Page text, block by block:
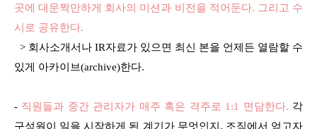
곳에 대문짝만하게 회사의 미션과 비전을 적어둔다. 그리고 수
시로 공유한다.
> 회사소개서나 IR자료가 있으면 최신 본을 언제든 열람할 수
있게 아카이브(archive)한다.
- 직원들과 중간 관리자가 매주 혹은 격주로 1:1 면담한다. 각
구성원이 일을 시작하게 된 계기가 무엇인지, 조직에서 얻고자